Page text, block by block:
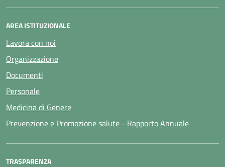
AREA ISTITUZIONALE
Lavora con noi
Organizzazione
Documenti
Personale
Medicina di Genere
Prevenzione e Promozione salute - Rapporto Annuale
TRASPARENZA